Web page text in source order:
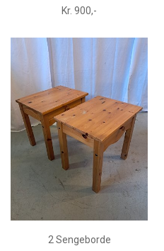
Kr. 900,-
2 Sengeborde